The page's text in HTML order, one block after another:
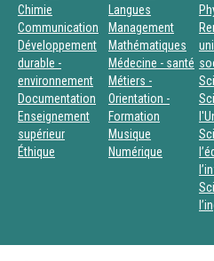
Chimie
Communication
Développement
durable -
environnement
Documentation
Enseignement
supérieur
Éthique
Langues
Management
Mathématiques
Médecine - santé
Métiers -
Orientation -
Formation
Musique
Numérique